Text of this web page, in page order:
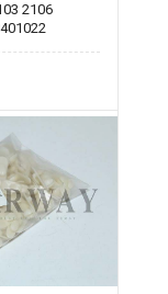
2106